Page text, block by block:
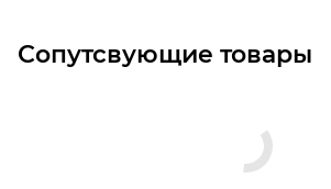
Сопутсвующие товары